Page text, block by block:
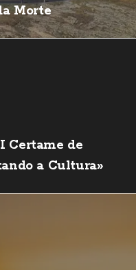
Morte
Certame de
a Cultura»